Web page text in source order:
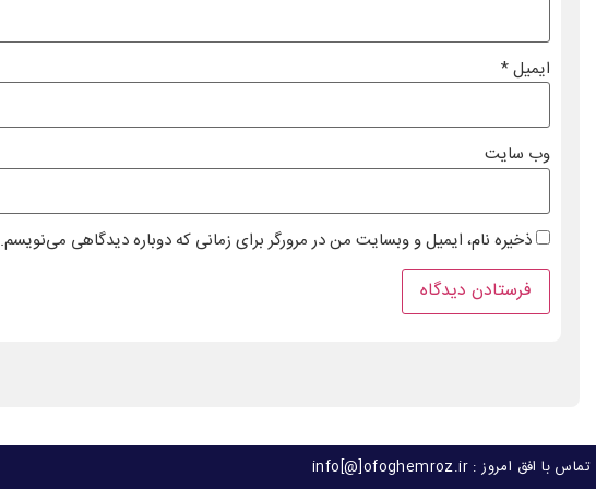
ایمیل*
وب‌ سایت
ذخیره نام، ایمیل و وبسایت من در مرورگر برای زمانی که دوباره دیدگاهی می‌نویسم.
تماس با افق امروز : info[@]ofoghemroz.ir